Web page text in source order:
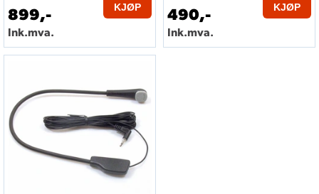
899,-
Ink.mva.
KJØP 490,-
Ink.mva.
KJØP